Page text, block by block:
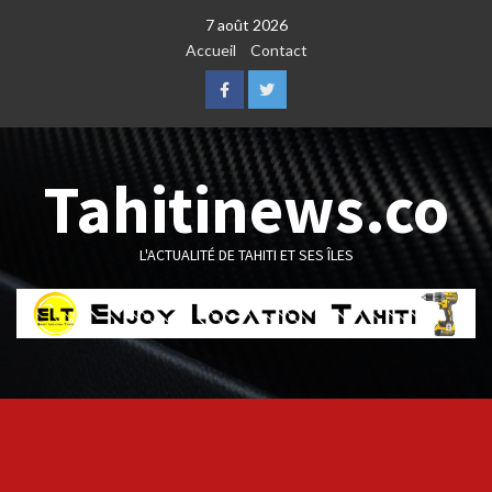
7 août 2026
Accueil
Contact
FacebookTwitter
Tahitinews.co
L'ACTUALITÉ DE TAHITI ET SES ÎLES